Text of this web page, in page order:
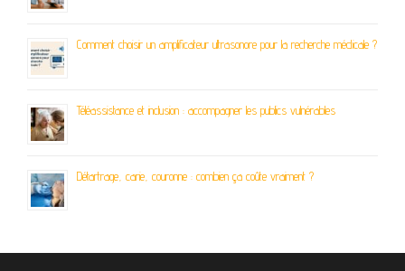
Comment choisir un amplificateur ultrasonore pour la recherche médicale ?
Téléassistance et inclusion : accompagner les publics vulnérables
Détartrage, carie, couronne : combien ça coûte vraiment ?